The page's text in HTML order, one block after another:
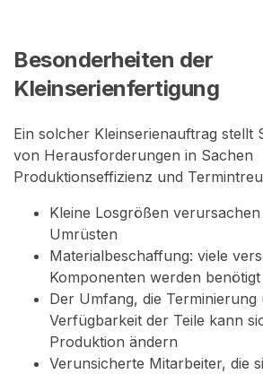
Besonderheiten der
Kleinserienfertigung
Ein solcher Kleinserienauftrag stellt
von Herausforderungen in Sachen
Produktionseffizienz und
Kleine Losgrößen
Umrüsten
Materialbeschaffung: viele
Komponenten werden benötigt
Der Umfang, die Terminierung
Verfügbarkeit der Teile kann
Produktion ändern
Verunsicherte Mitarbeiter, die